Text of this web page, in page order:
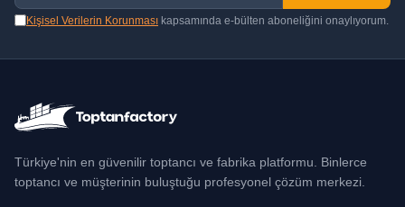
Kişisel Verilerin Korunması kapsamında e-bülten aboneliğini onaylıyorum.
Türkiye'nin en güvenilir toptancı ve fabrika platformu. Binlerce
toptancı ve müşterinin buluştuğu profesyonel çözüm merkezi.